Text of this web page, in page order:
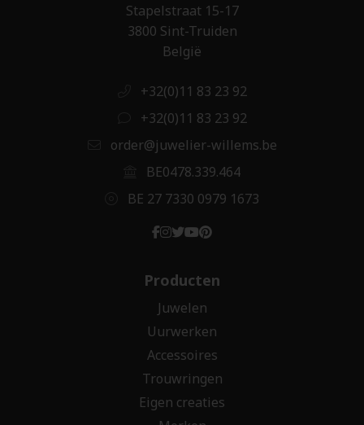
Stapelstraat 15-17
3800 Sint-Truiden
België
+32(0)11 83 23 92
+32(0)11 83 23 92
order@juwelier-willems.be
BE0478.339.464
BE 27 7330 0979 1673
Producten
Juwelen
Uurwerken
Accessoires
Trouwringen
Eigen creaties